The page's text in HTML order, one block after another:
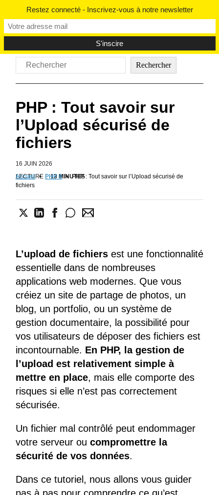
au
contenu
Rechercher Rechercher
PHP : Tout savoir sur
l’Upload sécurisé de
fichiers
16 JUIN 2026
LECTURE : 13 MINUTES
Accueil • PHP 8 • PHP : Tout savoir sur l’Upload sécurisé de
fichiers
L’upload de fichiers est une fonctionnalité
essentielle dans de nombreuses
applications web modernes. Que vous
créiez un site de partage de photos, un
blog, un portfolio, ou un système de
gestion documentaire, la possibilité pour
vos utilisateurs de déposer des fichiers est
incontournable. En PHP, la gestion de
l’upload est relativement simple à
mettre en place, mais elle comporte des
risques si elle n’est pas correctement
sécurisée.
Un fichier mal contrôlé peut endommager
votre serveur ou compromettre la
sécurité de vos données.
Dans ce tutoriel, nous allons vous guider
Restez connecté - Inscrivez-vous à notre newsletter